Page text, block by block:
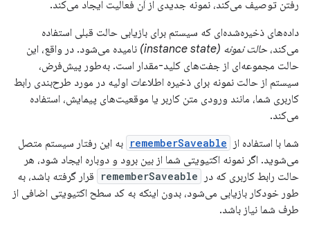
رفتن توصیف می‌کند، نمونه جدیدی از آن فعالیت ایجاد می‌کند.
داده‌های ذخیره‌شده‌ای که سیستم برای بازیابی حالت قبلی استفاده
می‌کند، حالت نمونه (instance state)
نامیده می‌شود. در واقع، این
حالت مجموعه‌ای از جفت‌های کلید-مقدار است. به‌طور پیش‌فرض،
سیستم از حالت نمونه برای ذخیره اطلاعات اولیه در مورد طرح‌بندی رابط
کاربری شما، مانند ورودی متن کاربر یا موقعیت‌های پیمایش، استفاده
می‌کند.
شما با استفاده از
rememberSaveable به این رفتار سیستم متصل
می‌شوید. اگر نمونه اکتیویتی شما از بین برود و دوباره ایجاد شود، هر
حالت رابط کاربری که در
rememberSaveable
قرار گرفته باشد، به
طور خودکار بازیابی می‌شود، بدون اینکه به کد سطح اکتیویتی اضافی از
طرف شما نیاز باشد.